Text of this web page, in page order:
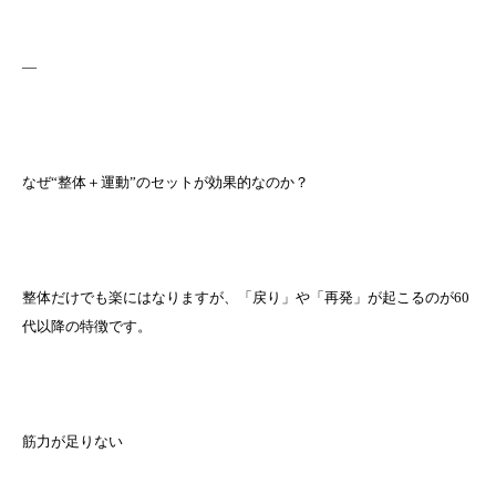
—
なぜ“整体＋運動”のセットが効果的なのか？
整体だけでも楽にはなりますが、「戻り」や「再発」が起こるのが60
代以降の特徴です。
筋力が足りない